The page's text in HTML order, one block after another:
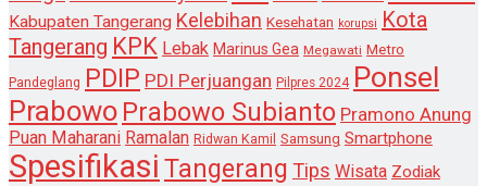
Kabupaten Tangerang Kelebihan Kesehatan korupsi Kota
Tangerang KPK Lebak Marinus Gea Megawati Metro
Pandeglang PDIP PDI Perjuangan Pilpres 2024 Ponsel
Prabowo Prabowo Subianto Pramono Anung
Puan Maharani Ramalan Ridwan Kamil Samsung Smartphone
Spesifikasi Tangerang Tips Wisata Zodiak